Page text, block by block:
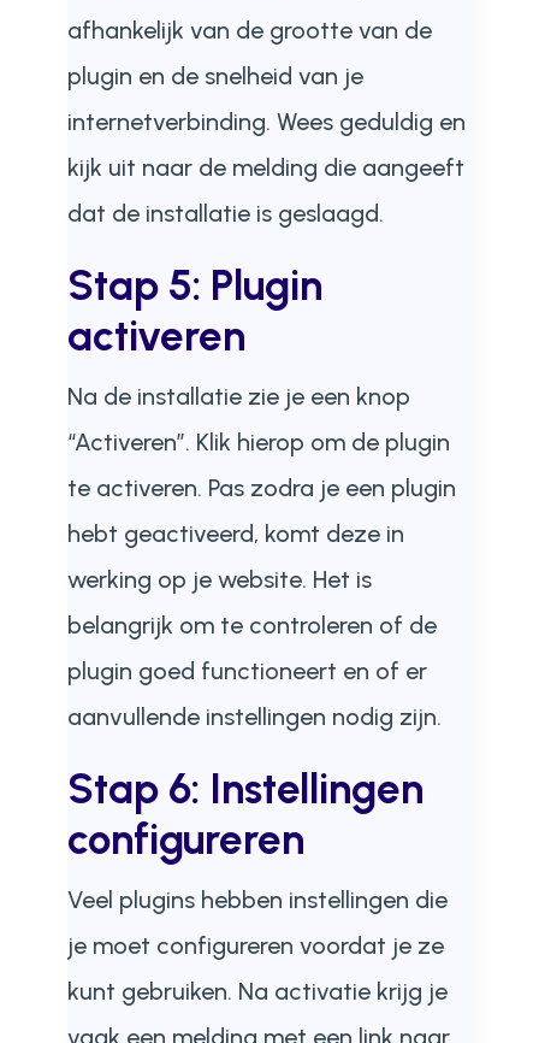
afhankelijk van de grootte van de
plugin en de snelheid van je
internetverbinding. Wees geduldig en
kijk uit naar de melding die aangeeft
dat de installatie is geslaagd.
Stap 5: Plugin
activeren
Na de installatie zie je een knop
“Activeren”. Klik hierop om de plugin
te activeren. Pas zodra je een plugin
hebt geactiveerd, komt deze in
werking op je website. Het is
belangrijk om te controleren of de
plugin goed functioneert en of er
aanvullende instellingen nodig zijn.
Stap 6: Instellingen
configureren
Veel plugins hebben instellingen die
je moet configureren voordat je ze
kunt gebruiken. Na activatie krijg je
vaak een melding met een link naar